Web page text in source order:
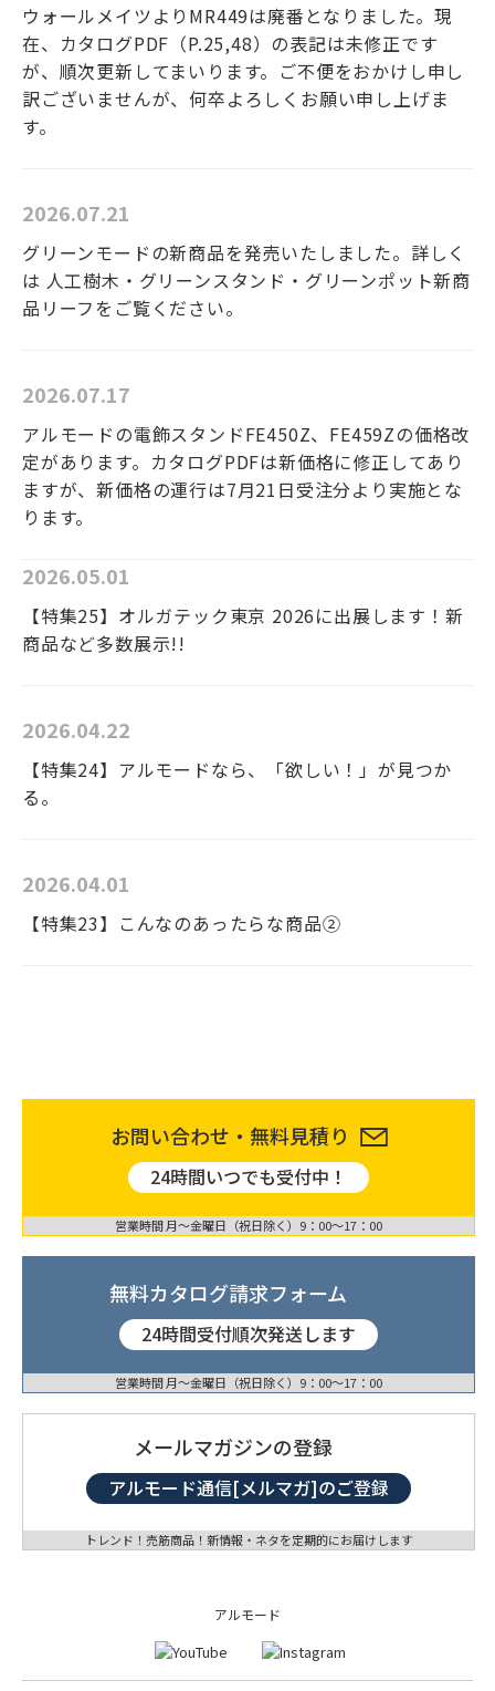
ウォールメイツよりMR449は廃番となりました。現
在、カタログPDF（P.25,48）の表記は未修正です
が、順次更新してまいります。ご不便をおかけし申し
訳ございませんが、何卒よろしくお願い申し上げま
す。
2026.07.21
グリーンモードの新商品を発売いたしました。詳しく
は 人工樹木・グリーンスタンド・グリーンポット新商
品リーフをご覧ください。
2026.07.17
アルモードの電飾スタンドFE450Z、FE459Zの価格改
定があります。カタログPDFは新価格に修正してあり
ますが、新価格の運行は7月21日受注分より実施とな
ります。
2026.05.01
【特集25】オルガテック東京 2026に出展します！新
商品など多数展示!!
2026.04.22
【特集24】アルモードなら、「欲しい！」が見つか
る。
2026.04.01
【特集23】こんなのあったらな商品②
お問い合わせ・無料見積り
24時間いつでも受付中！
営業時間 月〜金曜日（祝日除く）9：00〜17：00
無料カタログ請求フォーム
24時間受付順次発送します
営業時間 月〜金曜日（祝日除く）9：00〜17：00
メールマガジンの登録
アルモード通信[メルマガ]のご登録
トレンド！売筋商品！新情報・ネタを定期的にお届けします
アルモード